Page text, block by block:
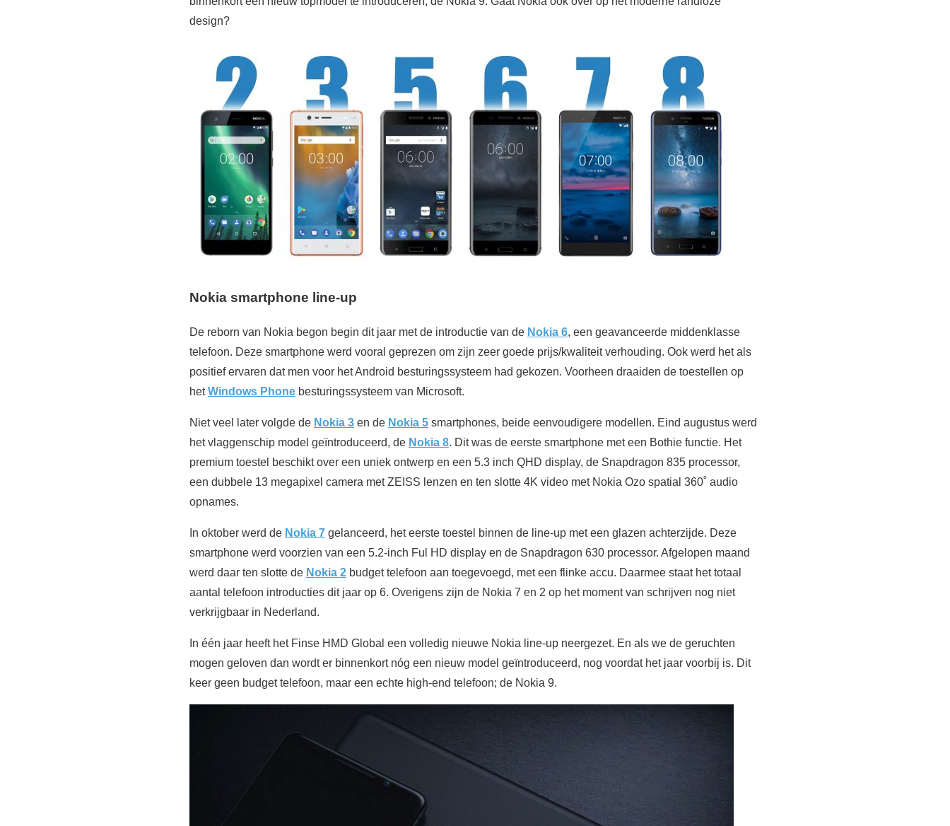
design?
Nokia smartphone line-up
De reborn van Nokia begon begin dit jaar met de introductie van de Nokia 6, een geavanceerde middenklasse
telefoon. Deze smartphone werd vooral geprezen om zijn zeer goede prijs/kwaliteit verhouding. Ook werd het als
positief ervaren dat men voor het Android besturingssysteem had gekozen. Voorheen draaiden de toestellen op
hetWindows Phone besturingssysteem van Microsoft.
Niet veel later volgde de Nokia 3 en de Nokia 5 smartphones, beide eenvoudigere modellen. Eind augustus werd
het vlaggenschip model geïntroduceerd, de Nokia 8. Dit was de eerste smartphone met een Bothie functie. Het
premium toestel beschikt over een uniek ontwerp en een 5.3 inch QHD display, de Snapdragon 835 processor,
een dubbele 13 megapixel camera met ZEISS lenzen en ten slotte 4K video met Nokia Ozo spatial 360˚ audio
opnames.
In oktober werd de Nokia 7 gelanceerd, het eerste toestel binnen de line-up met een glazen achterzijde. Deze
smartphone werd voorzien van een 5.2-inch Ful HD display en de Snapdragon 630 processor. Afgelopen maand
werd daar ten slotte de Nokia 2 budget telefoon aan toegevoegd, met een flinke accu. Daarmee staat het totaal
aantal telefoon introducties dit jaar op 6. Overigens zijn de Nokia 7 en 2 op het moment van schrijven nog niet
verkrijgbaar in Nederland.
In één jaar heeft het Finse HMD Global een volledig nieuwe Nokia line-up neergezet. En als we de geruchten
mogen geloven dan wordt er binnenkort nóg een nieuw model geïntroduceerd, nog voordat het jaar voorbij is. Dit
keer geen budget telefoon, maar een echte high-end telefoon; de Nokia 9.